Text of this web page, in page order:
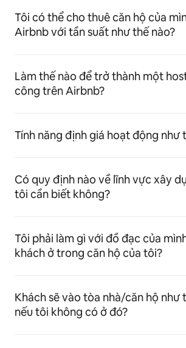
Tôi có thể cho thuê căn hộ của
Airbnb với tần suất như thế nào?
Làm thế nào để trở thành một
công trên Airbnb?
Tính năng định giá hoạt động như
Có quy định nào về lĩnh vực xây
tôi cần biết không?
Tôi phải làm gì với đồ đạc của
khách ở trong căn hộ của tôi?
Khách sẽ vào tòa nhà/căn hộ như
nếu tôi không có ở đó?